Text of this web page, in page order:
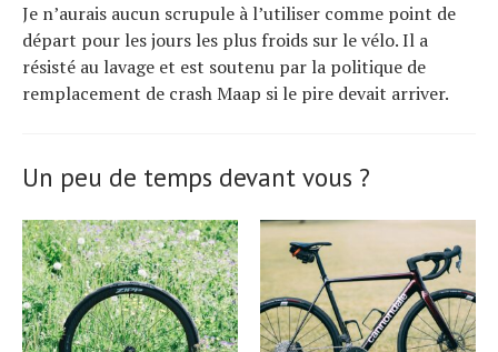
Je n’aurais aucun scrupule à l’utiliser comme point de
départ pour les jours les plus froids sur le vélo. Il a
résisté au lavage et est soutenu par la politique de
remplacement de crash Maap si le pire devait arriver.
Un peu de temps devant vous ?